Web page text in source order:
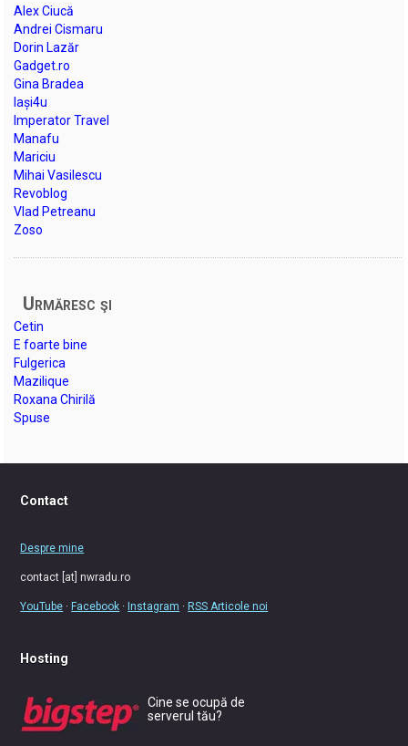
Alex Ciucă
Andrei Cismaru
Dorin Lazăr
Gadget.ro
Gina Bradea
Iași4u
Imperator Travel
Manafu
Mariciu
Mihai Vasilescu
Revoblog
Vlad Petreanu
Zoso
Urmăresc şi
Cetin
E foarte bine
Fulgerica
Mazilique
Roxana Chirilă
Spuse
Contact
Despre mine
contact [at] nwradu.ro
YouTube ·Facebook ·Instagram ·RSS Articole noi
Hosting
Cine se ocupă de
serverul tău?